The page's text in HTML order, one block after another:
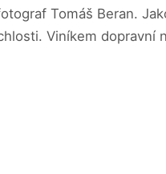
Tomáš Beran.
Viníkem